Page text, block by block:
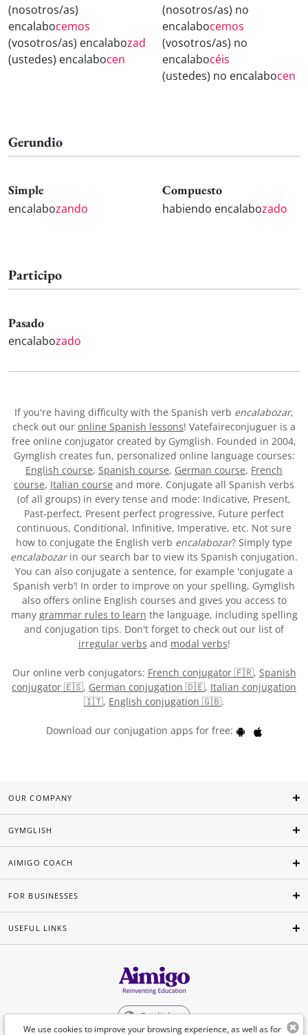
(nosotros/as)
encalabocemos
(vosotros/as) encalabozad
(ustedes) encalabocen
(nosotros/as) no
encalabocemos
(vosotros/as) no
encalabocéis
(ustedes) no encalabocen
Gerundio
Simple
encalabozando
Compuesto
habiendo encalabozado
Participo
Pasado
encalabozado
If you're having difficulty with the Spanish verb encalabozar,
check out our online Spanish lessons! Vatefaireconjuguer is a
free online conjugator created by Gymglish. Founded in 2004,
Gymglish creates fun, personalized online language courses:
English course, Spanish course, German course, French
course, Italian course and more. Conjugate all Spanish verbs
(of all groups) in every tense and mode: Indicative, Present,
Past-perfect, Present perfect progressive, Future perfect
continuous, Conditional, Infinitive, Imperative, etc. Not sure
how to conjugate the English verb encalabozar? Simply type
encalabozarin our search bar to view its Spanish conjugation.
You can also conjugate a sentence, for example 'conjugate a
Spanish verb’! In order to improve on your spelling, Gymglish
also offers online English courses and gives you access to
many grammar rules to learn the language, including spelling
and conjugation tips. Don't forget to check out our list of
irregular verbs and modal verbs!
Our online verb conjugators: French conjugator 🇫🇷, Spanish
conjugator 🇪🇸, German conjugation 🇩🇪, Italian conjugation
🇮🇹, English conjugation 🇬🇧.
Download our conjugation apps for free:
We use cookies to improve your browsing experience, as well as for
OUR COMPANY
GYMGLISH
AIMIGO COACH
FOR BUSINESSES
USEFUL LINKS
English